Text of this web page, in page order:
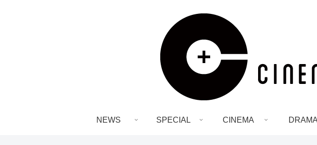
NEWS SPECIAL CINEMA DRAMA